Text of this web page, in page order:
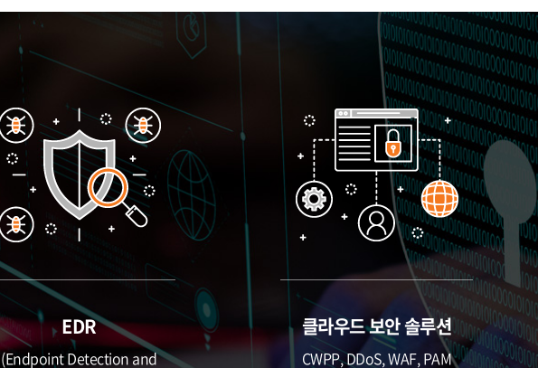
EDR
(Endpoint Detection and
클라우드 보안 솔루션
CWPP, DDoS, WAF, PAM